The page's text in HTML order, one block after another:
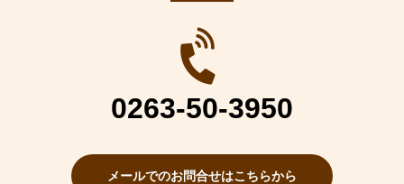
0263-50-3950
メールでのお問合せはこちらから